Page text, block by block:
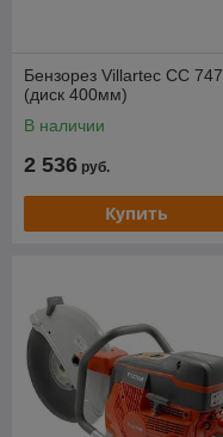
Бензорез Villartec CC 747
(диск 400мм)
В наличии
2 536 руб.
Купить